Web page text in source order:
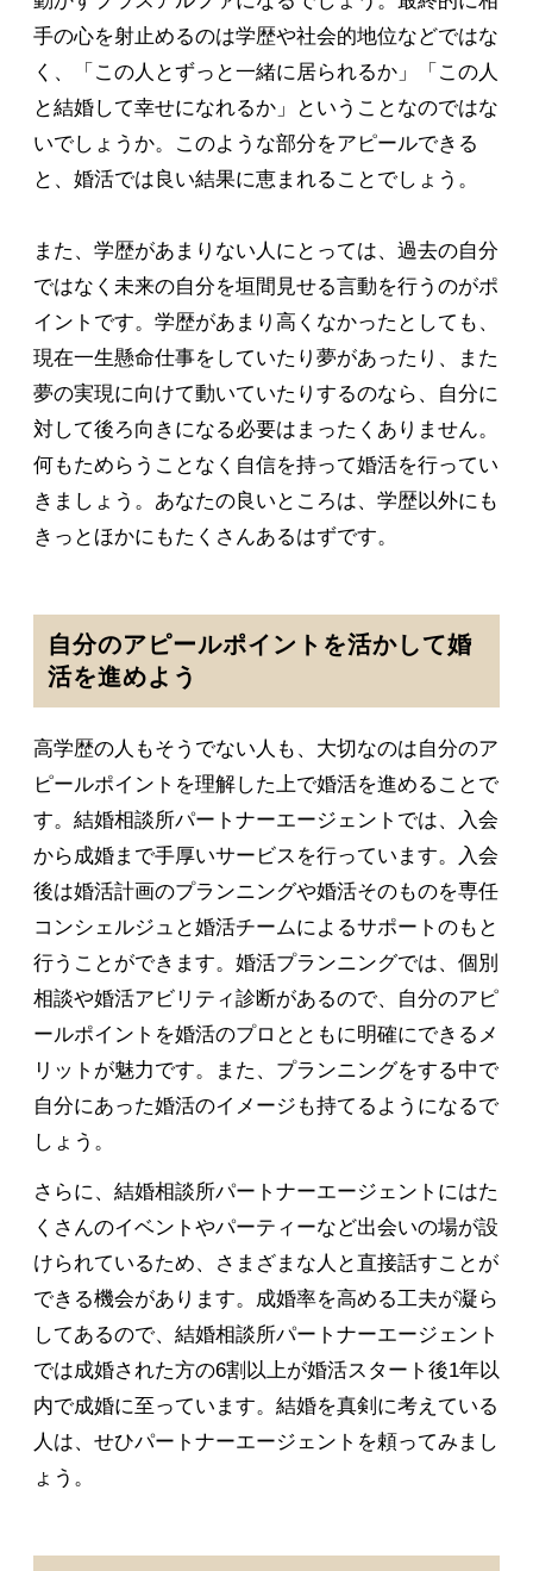
手の心を射止めるのは学歴や社会的地位などではな
く、「この人とずっと一緒に居られるか」「この人
と結婚して幸せになれるか」ということなのではな
いでしょうか。このような部分をアピールできる
と、婚活では良い結果に恵まれることでしょう。
また、学歴があまりない人にとっては、過去の自分
ではなく未来の自分を垣間見せる言動を行うのがポ
イントです。学歴があまり高くなかったとしても、
現在一生懸命仕事をしていたり夢があったり、また
夢の実現に向けて動いていたりするのなら、自分に
対して後ろ向きになる必要はまったくありません。
何もためらうことなく自信を持って婚活を行ってい
きましょう。あなたの良いところは、学歴以外にも
きっとほかにもたくさんあるはずです。
自分のアピールポイントを活かして婚
活を進めよう
高学歴の人もそうでない人も、大切なのは自分のア
ピールポイントを理解した上で婚活を進めることで
す。結婚相談所パートナーエージェントでは、入会
から成婚まで手厚いサービスを行っています。入会
後は婚活計画のプランニングや婚活そのものを専任
コンシェルジュと婚活チームによるサポートのもと
行うことができます。婚活プランニングでは、個別
相談や婚活アビリティ診断があるので、自分のアピ
ールポイントを婚活のプロとともに明確にできるメ
リットが魅力です。また、プランニングをする中で
自分にあった婚活のイメージも持てるようになるで
しょう。
さらに、結婚相談所パートナーエージェントにはた
くさんのイベントやパーティーなど出会いの場が設
けられているため、さまざまな人と直接話すことが
できる機会があります。成婚率を高める工夫が凝ら
してあるので、結婚相談所パートナーエージェント
では成婚された方の6割以上が婚活スタート後1年以
内で成婚に至っています。結婚を真剣に考えている
人は、せひパートナーエージェントを頼ってみまし
ょう。